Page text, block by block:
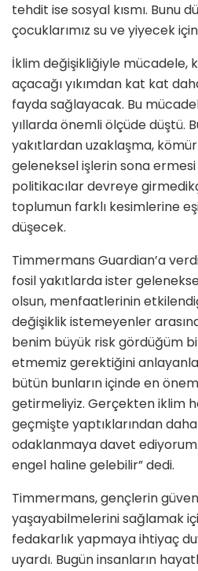
tehdit ise sosyal kısmı. Bunu
çocuklarımız su ve yiyecek
İklim değişikliğiyle mücadele,
açacağı yıkımdan kat kat
fayda sağlayacak. Bu
yıllarda önemli ölçüde düştü.
yakıtlardan uzaklaşma,
geleneksel işlerin sona
politikacılar devreye
toplumun farklı kesimlerine
düşecek.
Timmermans Guardian’a
fosil yakıtlarda ister
olsun, menfaatlerinin
değişiklik istemeyenler
benim büyük risk gördüğüm
etmemiz gerektiğini
bütün bunların içinde en
getirmeliyiz. Gerçekten iklim
geçmişte yaptıklarından
odaklanmaya davet
engel haline gelebilir” dedi.
Timmermans, gençlerin
yaşayabilmelerini sağlamak
fedakarlık yapmaya ihtiyaç
uyardı. Bugün insanların